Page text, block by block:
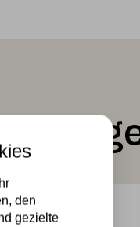
den
gezielte